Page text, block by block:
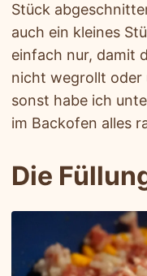
Stück
auch ein kleines
einfach nur, damit
nicht wegrollt oder
sonst habe ich
im Backofen alles
Die